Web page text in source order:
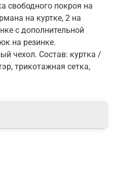
свободного покроя на
на куртке, 2 на
с дополнительной
на резинке.
чехол. Состав: куртка /
трикотажная сетка,